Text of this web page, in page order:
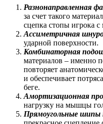
Разнонаправленная
за счет такого
сцепка стопы игрока с
Ассиметричная
ударной поверхности.
Комбинаторная
материалов – именно
повторяет
и обеспечивает
беге.
Амортизационная
нагрузку на мышцы
Прямоугольные